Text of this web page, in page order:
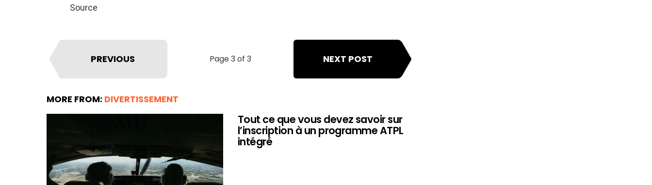
Source
Page 3 of 3
PREVIOUS NEXT POST
MORE FROM: DIVERTISSEMENT
Tout ce que vous devez savoir sur
l’inscription à un programme ATPL
intégré